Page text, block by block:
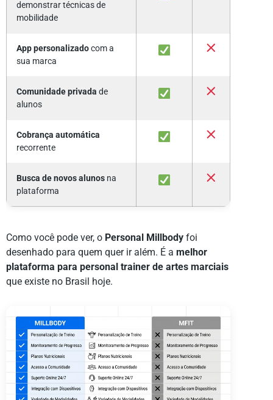
demonstrar técnicas de
mobilidade
App personalizadocom a
sua marca
Comunidade privada de
alunos
Cobrança automática
recorrente
Busca de novos alunos na
plataforma
Como você pode ver, o Personal Millbody foi
desenhado para quem quer ir além. É a melhor
plataforma para personal trainer de artes marciais
que existe no Brasil hoje.